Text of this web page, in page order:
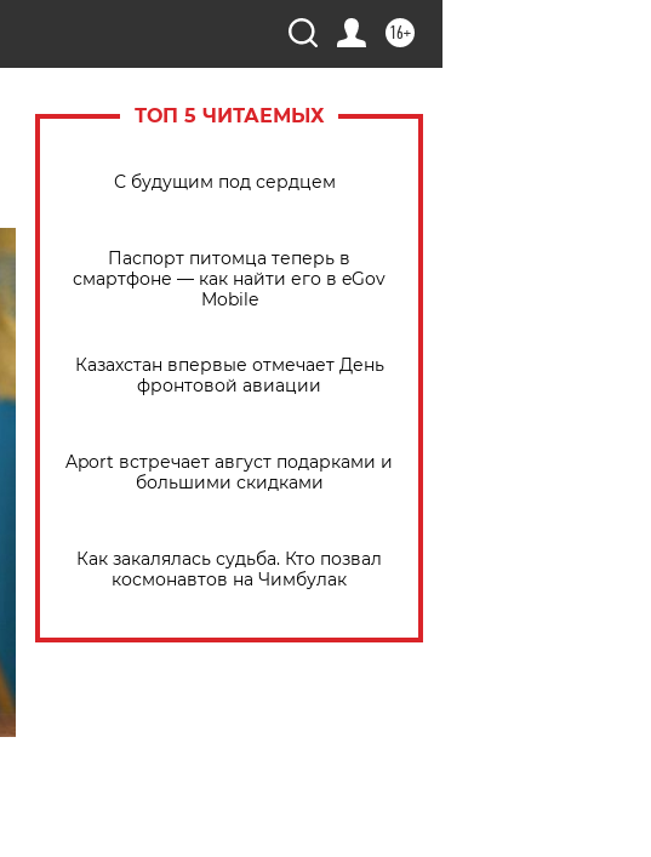
16+
ТОП 5 ЧИТАЕМЫХ
С будущим под сердцем
Паспорт питомца теперь в
смартфоне — как найти его в eGov
Mobile
Казахстан впервые отмечает День
фронтовой авиации
Aport встречает август подарками и
большими скидками
Как закалялась судьба. Кто позвал
космонавтов на Чимбулак